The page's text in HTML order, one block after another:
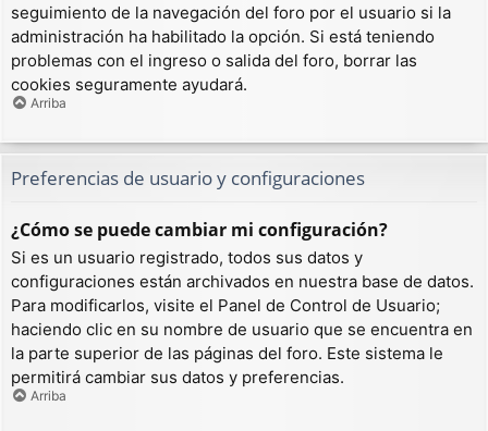
seguimiento de la navegación del foro por el usuario si la
administración ha habilitado la opción. Si está teniendo
problemas con el ingreso o salida del foro, borrar las
cookies seguramente ayudará.
Arriba
Preferencias de usuario y configuraciones
¿Cómo se puede cambiar mi configuración?
Si es un usuario registrado, todos sus datos y
configuraciones están archivados en nuestra base de datos.
Para modificarlos, visite el Panel de Control de Usuario;
haciendo clic en su nombre de usuario que se encuentra en
la parte superior de las páginas del foro. Este sistema le
permitirá cambiar sus datos y preferencias.
Arriba